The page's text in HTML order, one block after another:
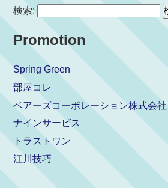
検索:
Promotion
Spring Green
部屋コレ
ベアーズコーポレーション株式会社
ナインサービス
トラストワン
江川技巧